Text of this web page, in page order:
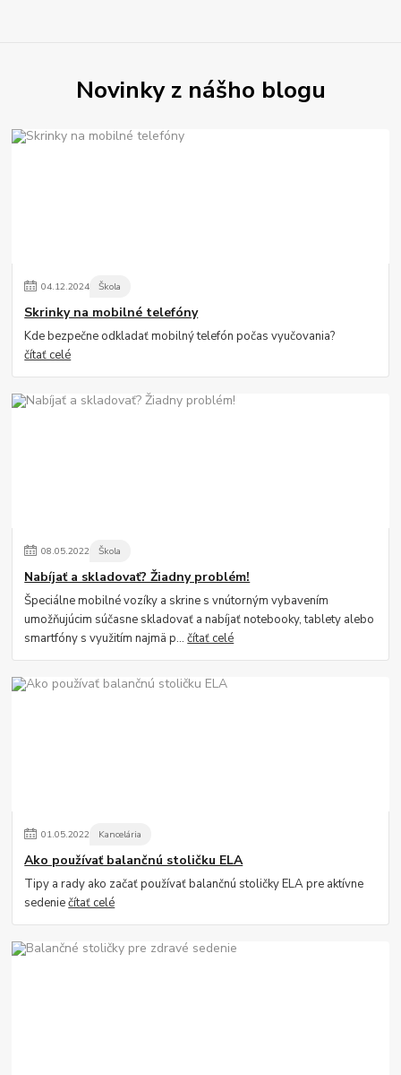
Novinky z nášho blogu
04.12.2024 Škola
Skrinky na mobilné telefóny
Kde bezpečne odkladať mobilný telefón počas vyučovania?
čítať celé
08.05.2022 Škola
Nabíjať a skladovať? Žiadny problém!
Špeciálne mobilné vozíky a skrine s vnútorným vybavením
umožňujúcim súčasne skladovať a nabíjať notebooky, tablety alebo
smartfóny s využitím najmä p...čítať celé
01.05.2022 Kancelária
Ako používať balančnú stoličku ELA
Tipy a rady ako začať používať balančnú stoličky ELA pre aktívne
sedeniečítať celé